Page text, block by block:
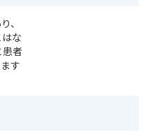
、
な
患者
す